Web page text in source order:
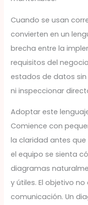
Cuando se usan
convierten en un
brecha entre la
requisitos del
estados de datos
ni inspeccionar
Adoptar este
Comience con
la claridad antes
el equipo se sienta
diagramas
y útiles. El objetivo
comunicación. Un